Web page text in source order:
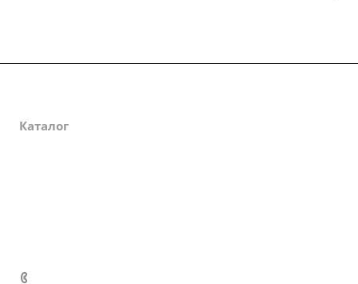
Каталог